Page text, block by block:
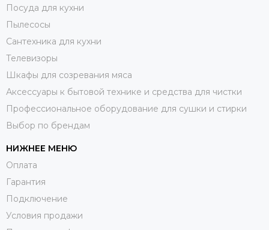
Посуда для кухни
Пылесосы
Сантехника для кухни
Телевизоры
Шкафы для созревания мяса
Аксессуары к бытовой технике и средства для чистки
Профессиональное оборудование для сушки и стирки
Выбор по брендам
НИЖНЕЕ МЕНЮ
Оплата
Гарантия
Подключение
Условия продажи